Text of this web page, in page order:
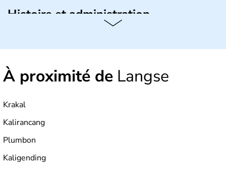
Histoire et administration
6000 sont habitées. C'est en 1945 que son
200 millions d'habitants, élevés dans le respect des
cultures et le culte du corps, notamment au travers des
À proximité de Langse
Krakal
Kalirancang
Plumbon
Kaligending